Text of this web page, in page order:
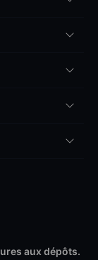
aux dépôts.